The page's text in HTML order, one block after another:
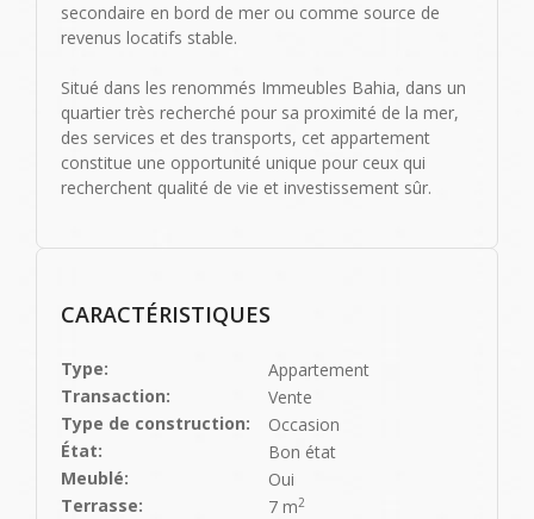
secondaire en bord de mer ou comme source de
revenus locatifs stable.
Situé dans les renommés Immeubles Bahia, dans un
quartier très recherché pour sa proximité de la mer,
des services et des transports, cet appartement
constitue une opportunité unique pour ceux qui
recherchent qualité de vie et investissement sûr.
CARACTÉRISTIQUES
Type:
Appartement
Transaction:
Vente
Type de construction:
Occasion
État:
Bon état
Meublé:
Oui
Terrasse:
7 m2